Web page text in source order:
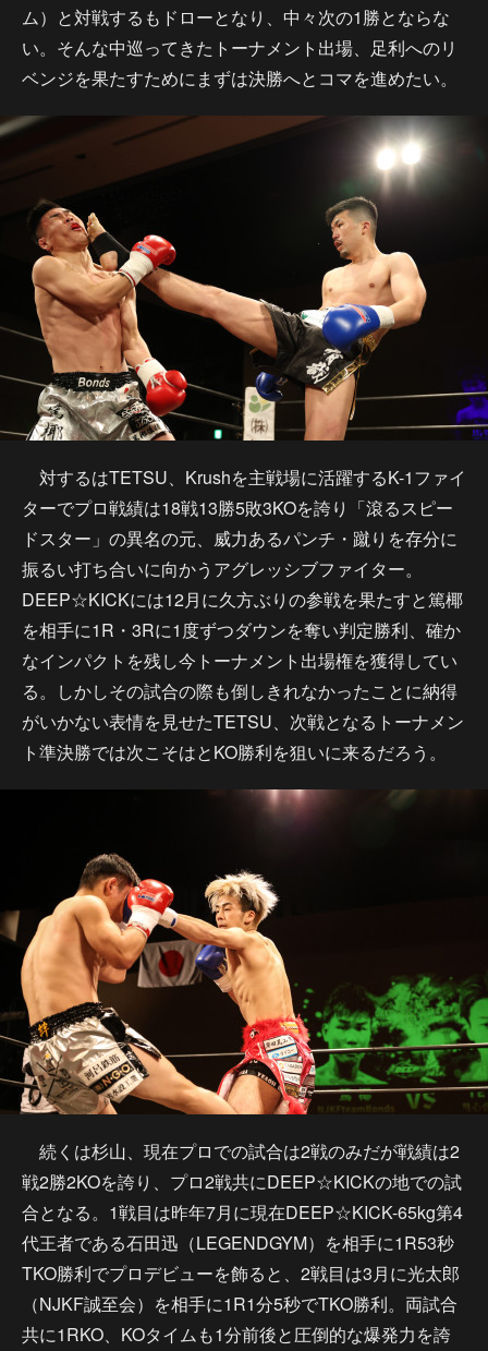
ム）と対戦するもドローとなり、中々次の1勝とならな
い。そんな中巡ってきたトーナメント出場、足利へのリ
ベンジを果たすためにまずは決勝へとコマを進めたい。
対するはTETSU、Krushを主戦場に活躍するK-1ファイ
ターでプロ戦績は18戦13勝5敗3KOを誇り「滾るスピー
ドスター」の異名の元、威力あるパンチ・蹴りを存分に
振るい打ち合いに向かうアグレッシブファイター。
DEEP☆KICKには12月に久方ぶりの参戦を果たすと篤椰
を相手に1R・3Rに1度ずつダウンを奪い判定勝利、確か
なインパクトを残し今トーナメント出場権を獲得してい
る。しかしその試合の際も倒しきれなかったことに納得
がいかない表情を見せたTETSU、次戦となるトーナメン
ト準決勝では次こそはとKO勝利を狙いに来るだろう。
続くは杉山、現在プロでの試合は2戦のみだが戦績は2
戦2勝2KOを誇り、プロ2戦共にDEEP☆KICKの地での試
合となる。1戦目は昨年7月に現在DEEP☆KICK-65kg第4
代王者である石田迅（LEGENDGYM）を相手に1R53秒
TKO勝利でプロデビューを飾ると、2戦目は3月に光太郎
（NJKF誠至会）を相手に1R1分5秒でTKO勝利。両試合
共に1RKO、KOタイムも1分前後と圧倒的な爆発力を誇